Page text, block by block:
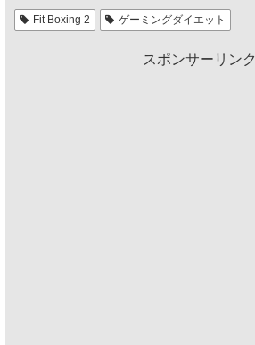
Fit Boxing 2 ゲーミングダイエット
スポンサーリンク